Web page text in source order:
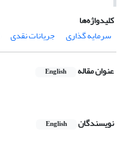
کلیدواژه‌ها
سرمایه گذاری
جریانات نقدی
عنوان مقاله English
نویسندگان English